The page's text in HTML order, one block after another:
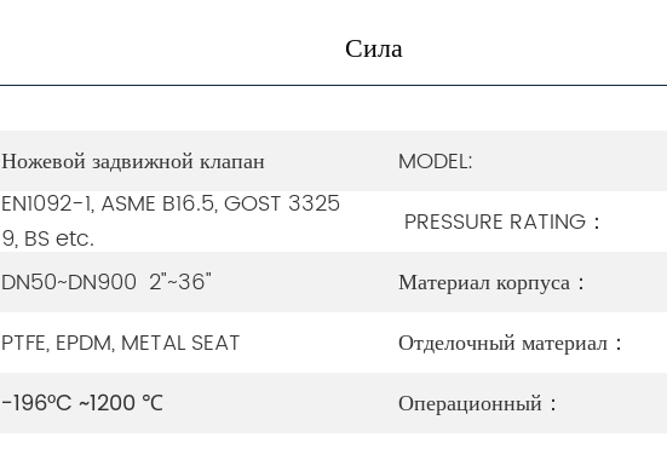
Сила
Ножевой задвижной клапан MODEL:
EN1092-1, ASME B16.5, GOST 3325
9, BS etc.
PRESSURE RATING：
DN50~DN900 2"~36" Материал корпуса：
PTFE, EPDM, METAL SEAT Отделочный материал：
-196°C ~1200 ℃ Операционный：